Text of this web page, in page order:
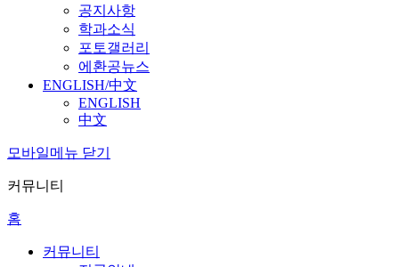
공지사항
학과소식
포토갤러리
에환공뉴스
ENGLISH/中文
ENGLISH
中文
모바일메뉴 닫기
커뮤니티
홈
커뮤니티